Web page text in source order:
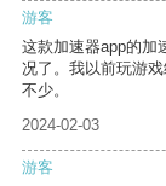
游客
这款加速器app的加
况了。我以前玩游
不少。
2024-02-03
游客